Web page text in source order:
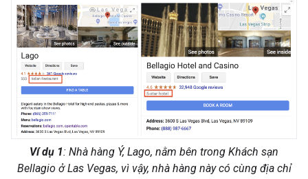
Ví dụ 1: Nhà hàng Ý, Lago, nằm bên trong Khách sạn
Bellagio ở Las Vegas, vì vậy, nhà hàng này có cùng địa chỉ